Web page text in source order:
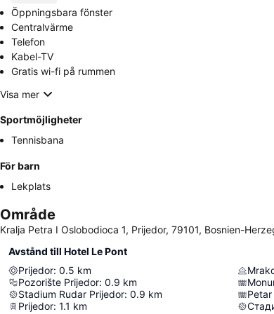
Öppningsbara fönster
Centralvärme
Telefon
Kabel-TV
Gratis wi-fi på rummen
Visa mer
Sportmöjligheter
Tennisbana
För barn
Lekplats
Område
Kralja Petra I Oslobodioca 1, Prijedor, 79101, Bosnien-
Avstånd till Hotel Le Pont
Prijedor: 0.5 km
Pozorište Prijedor: 0.9 km
Stadium Rudar Prijedor: 0.9 km
Prijedor: 1.1 km